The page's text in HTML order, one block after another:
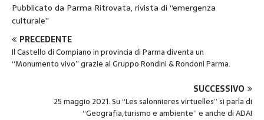
Pubblicato da Parma Ritrovata, rivista di “emergenza
culturale”
PRECEDENTE
Il Castello di Compiano in provincia di Parma diventa un
“Monumento vivo” grazie al Gruppo Rondini & Rondoni Parma.
SUCCESSIVO
25 maggio 2021. Su “Les salonnieres virtuelles” si parla di
“Geografia,turismo e ambiente” e anche di ADA!